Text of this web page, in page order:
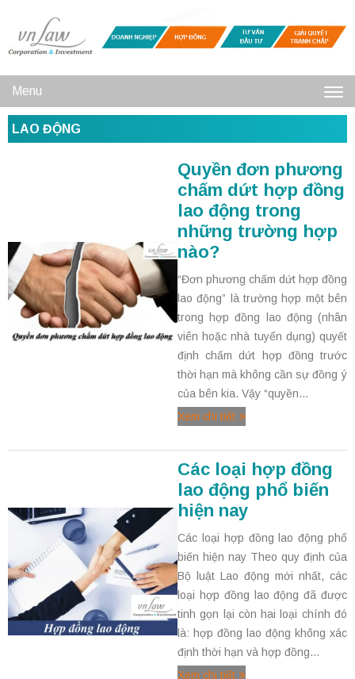
Menu
LAO ĐỘNG
Quyền đơn phương
chấm dứt hợp đồng
lao động trong
những trường hợp
nào?
“Đơn phương chấm dứt hợp đồng
lao động” là trường hợp một bên
trong hợp đồng lao động (nhân
viên hoặc nhà tuyển dụng) quyết
định chấm dứt hợp đồng trước
thời hạn mà không cần sự đồng ý
của bên kia. Vậy “quyền...
Xem chi tiết
Các loại hợp đồng
lao động phổ biến
hiện nay
Các loại hợp đồng lao động phổ
biến hiện nay Theo quy định của
Bộ luật Lao động mới nhất, các
loại hợp đồng lao động đã được
tinh gọn lại còn hai loại chính đó
là: hợp đồng lao động không xác
định thời hạn và hợp đồng...
Xem chi tiết